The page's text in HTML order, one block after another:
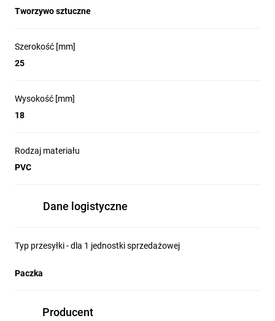
Tworzywo sztuczne
Szerokość [mm]
25
Wysokość [mm]
18
Rodzaj materiału
PVC
Dane logistyczne
Typ przesyłki - dla 1 jednostki sprzedażowej
Paczka
Producent